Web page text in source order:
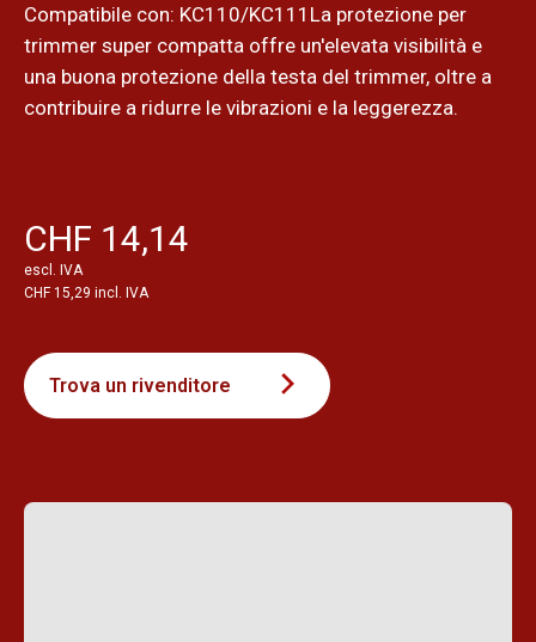
Compatibile con: KC110/KC111La protezione per
trimmer super compatta offre un'elevata visibilità e
una buona protezione della testa del trimmer, oltre a
contribuire a ridurre le vibrazioni e la leggerezza.
CHF 14,14
escl. IVA
CHF 15,29 incl. IVA
Trova un rivenditore